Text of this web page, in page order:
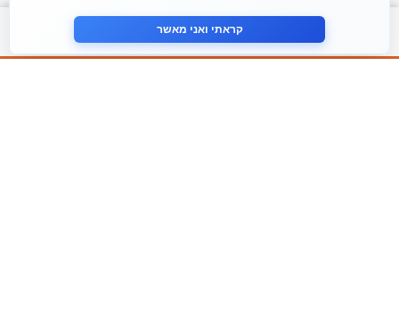
צור קשר
קראתי ואני מאשר